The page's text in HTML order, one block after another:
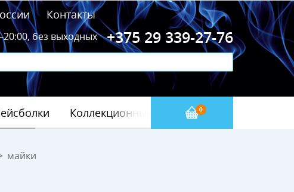
Контакты
+375 29 339-27-76
без выходных
0
Коллекционные значки
майки